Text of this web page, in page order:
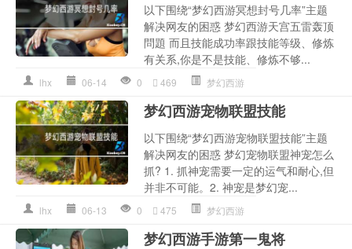
以下围绕“梦幻西游冥想封号几率”主题
解决网友的困惑 梦幻西游天宫五雷轰顶
問題 而且技能成功率跟技能等级、修炼
有关系,你是不是技能、修炼不够...
lhx 06-14 0 469 梦幻西游
梦幻西游宠物联盟技能
以下围绕“梦幻西游宠物联盟技能”主题
解决网友的困惑 梦幻宠物联盟神宠怎么
抓? 1. 抓神宠需要一定的运气和耐心,但
并非不可能。2. 神宠是梦幻宠...
lhx 06-13 0 475 梦幻西游
梦幻西游手游第一鬼将